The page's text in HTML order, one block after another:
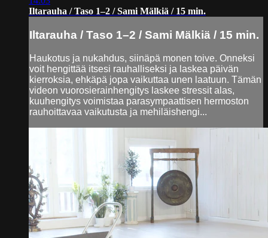
Iltarauha / Taso 1–2 / Sami Mälkiä / 15 min.
Iltarauha / Taso 1–2 / Sami Mälkiä / 15 min.
Haukotus ja nukahdus, siinäpä monen toive. Onneksi
voit hengittää itsesi rauhalliseksi ja laskea päivän
kierroksia, ehkäpä jopa vaikuttaa unen laatuun. Tämän
videon vuorosierainhengitys laskee stressit alas,
kuuhengitys voimistaa parasympaattisen hermoston
rauhoittavaa vaikutusta ja mehiläishengi...